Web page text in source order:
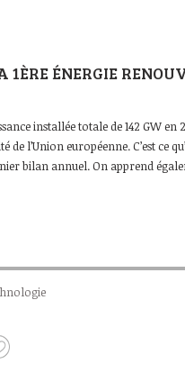
1ÈRE ÉNERGIE
installée totale de 142 GW
de l’Union européenne. C’est ce
bilan annuel. On apprend